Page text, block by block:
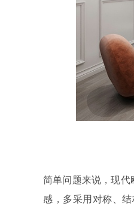
简单问题来说，现
感，多采用对称、